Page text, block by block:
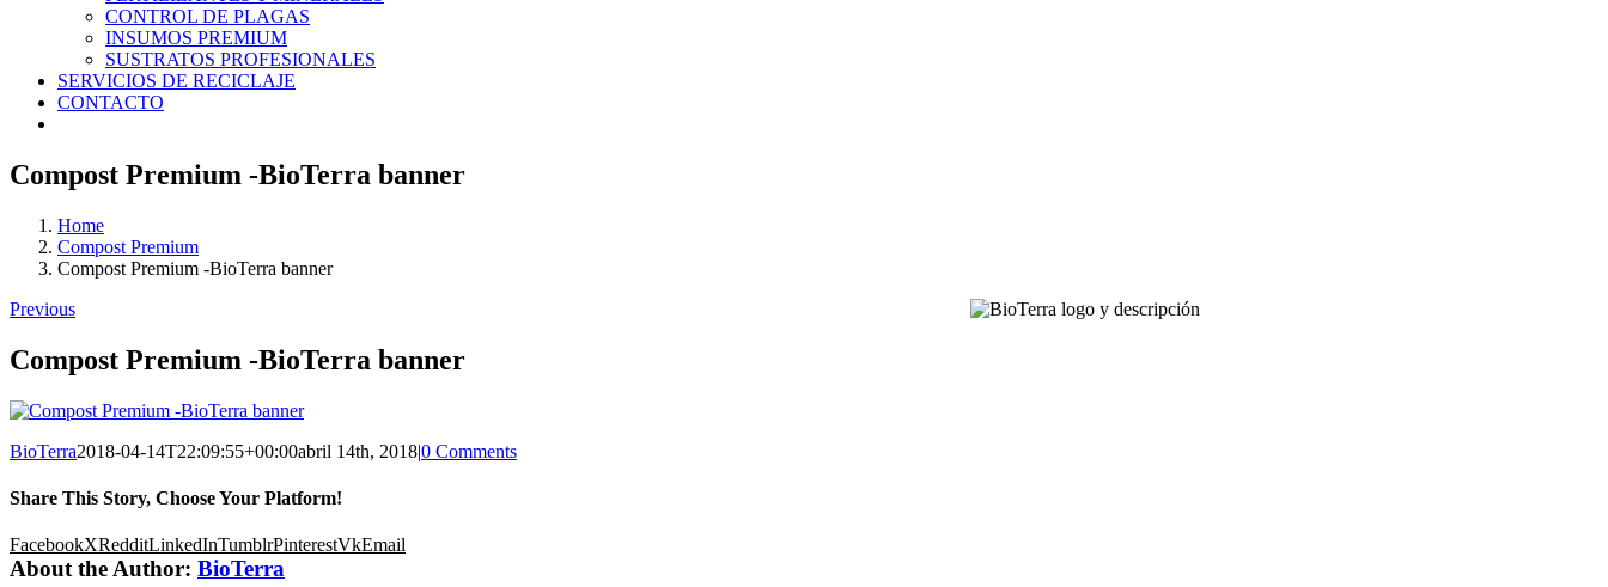
CONTROL DE PLAGAS
INSUMOS PREMIUM
SUSTRATOS PROFESIONALES
SERVICIOS DE RECICLAJE
CONTACTO
Compost Premium -BioTerra banner
Home
Compost Premium
Compost Premium -BioTerra banner
Previous
Compost Premium -BioTerra banner
BioTerra2018-04-14T22:09:55+00:00abril 14th, 2018|0 Comments
Share This Story, Choose Your Platform!
FacebookXRedditLinkedInTumblrPinterestVkEmail
About the Author: BioTerra